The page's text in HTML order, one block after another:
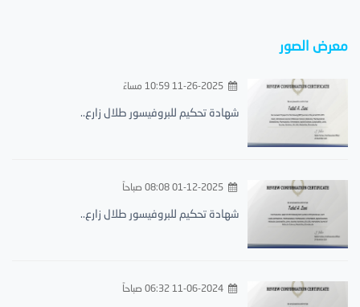
معرض الصور
11-26-2025 10:59 مساءً
شهادة تحكيم للبروفيسور طلال زارع..
01-12-2025 08:08 صباحاً
شهادة تحكيم للبروفيسور طلال زارع..
11-06-2024 06:32 صباحاً